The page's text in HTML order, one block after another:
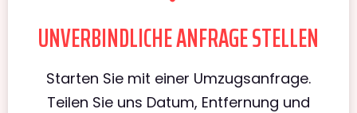
UNVERBINDLICHE ANFRAGE STELLEN
Starten Sie mit einer Umzugsanfrage.
Teilen Sie uns Datum, Entfernung und